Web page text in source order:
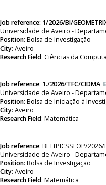
Job reference: 1/2026/BI/
Universidade de Aveiro -
Position: Bolsa de Investigação
City: Aveiro
Research Field: Ciências da
Job reference: 1./2026/TFC/CIDMA
Universidade de Aveiro -
Position: Bolsa de Iniciação à
City: Aveiro
Research Field: Matemática
Job reference: BI_LtPICSSFOP/2026/
Universidade de Aveiro -
Position: Bolsa de Investigação
City: Aveiro
Research Field: Matemática